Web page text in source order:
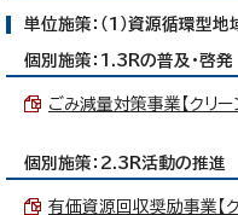
単位施策：（1）資源循環型
個別施策：1.3Rの普及・啓発
ごみ減量対策事業【クリ
個別施策：2.3R活動の推進
有価資源回収奨励事業【